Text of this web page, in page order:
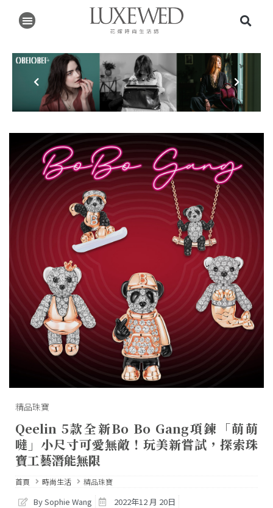
精品珠寶
Qeelin 5款全新Bo Bo Gang項鍊「萌萌
噠」小尺寸可愛無敵！玩美新嘗試，探索珠
寶工藝潛能無限
首頁 時尚生活 精品珠寶
By Sophie Wang
2022年12 月 20日